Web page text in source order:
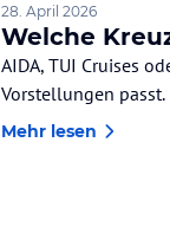
28. April 2026
Welche
AIDA, TUI Cruises
Vorstellungen passt.
Mehr lesen